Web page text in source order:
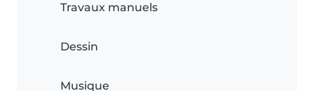
Travaux manuels
Dessin
Musique